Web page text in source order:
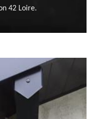
42 Loire.